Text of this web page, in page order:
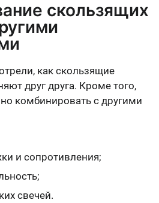
скользящих
как скользящие
друг друга. Кроме того,
комбинировать с другими
и сопротивления;
свечей.